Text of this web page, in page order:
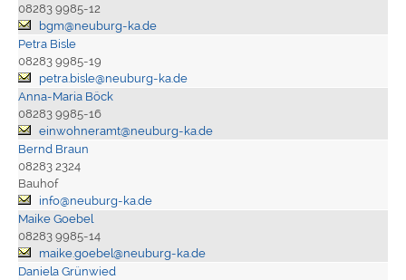
08283 9985-12
bgm@neuburg-ka.de
Petra Bisle
08283 9985-19
petra.bisle@neuburg-ka.de
Anna-Maria Böck
08283 9985-16
einwohneramt@neuburg-ka.de
Bernd Braun
08283 2324
Bauhof
info@neuburg-ka.de
Maike Goebel
08283 9985-14
maike.goebel@neuburg-ka.de
Daniela Grünwied